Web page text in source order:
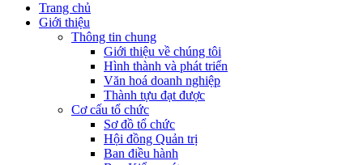
Trang chủ
Giới thiệu
Thông tin chung
Giới thiệu về chúng tôi
Hình thành và phát triển
Văn hoá doanh nghiệp
Thành tựu đạt được
Cơ cấu tổ chức
Sơ đồ tổ chức
Hội đồng Quản trị
Ban điều hành